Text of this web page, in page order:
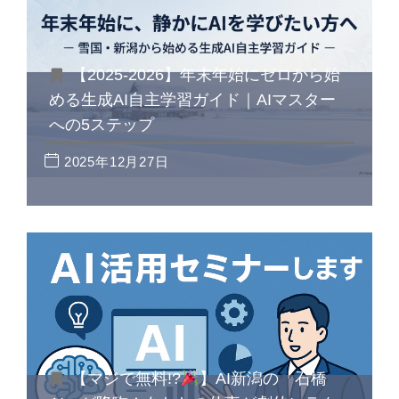
【2025-2026】年末年始にゼロから始
める生成AI自主学習ガイド｜AIマスター
への5ステップ
2025年12月27日
【マジで無料!?
】AI新潟の「石橋